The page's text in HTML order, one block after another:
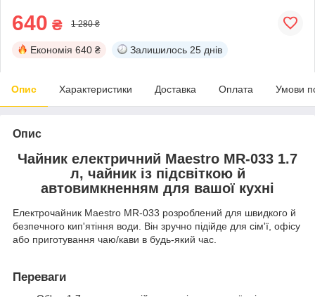
640 ₴ 1 280 ₴
Економія 640 ₴ Залишилось 25 днів
Опис Характеристики Доставка Оплата Умови
Опис
Чайник електричний Maestro MR-033 1.7
л, чайник із підсвіткою й
автовимкненням для вашої кухні
Електрочайник Maestro MR-033 розроблений для швидкого й
безпечного кип'ятіння води. Він зручно підійде для сім'ї, офісу
або приготування чаю/кави в будь-який час.
Переваги